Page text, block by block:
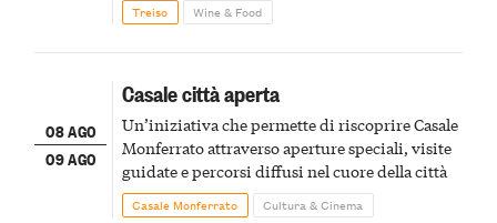
Treiso Wine & Food
08 AGO
09 AGO
Casale città aperta
Un’iniziativa che permette di riscoprire Casale
Monferrato attraverso aperture speciali, visite
guidate e percorsi diffusi nel cuore della città
Casale Monferrato Cultura & Cinema